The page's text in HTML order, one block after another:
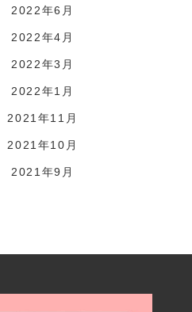
2022年6月
2022年4月
2022年3月
2022年1月
2021年11月
2021年10月
2021年9月